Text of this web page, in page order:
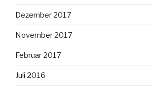
Dezember 2017
November 2017
Februar 2017
Juli 2016